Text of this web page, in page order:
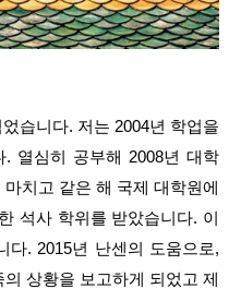
습니다. 저는 2004년 학업을
열심히 공부해 2008년 대학
치고 같은 해 국제 대학원에
석사 학위를 받았습니다. 이
다. 2015년 난센의 도움으로,
상황을 보고하게 되었고 제